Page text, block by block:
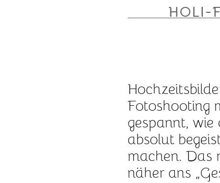
HOLI-
Fotoshooting
gespannt,
absolut
machen.
näher ans